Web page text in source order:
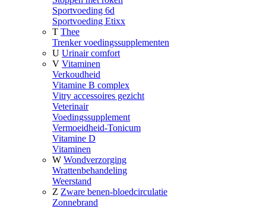
Sportvoeding 6d
Sportvoeding Etixx
T Thee
Trenker voedingssupplementen
U Urinair comfort
V Vitaminen
Verkoudheid
Vitamine B complex
Vitry accessoires gezicht
Veterinair
Voedingssupplement
Vermoeidheid-Tonicum
Vitamine D
Vitaminen
W Wondverzorging
Wrattenbehandeling
Weerstand
Z Zware benen-bloedcirculatie
Zonnebrand